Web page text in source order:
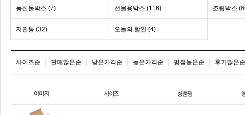
농산물박스 (7) 선물용박스 (116) 조립박스
지관통 (32) 오늘의 할인 (4)
사이즈순 판매많은순 낮은가격순 높은가격순 평점높은순 후기많은순